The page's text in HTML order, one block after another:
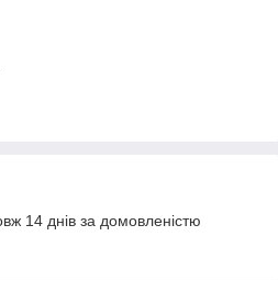
14 днів за домовленістю